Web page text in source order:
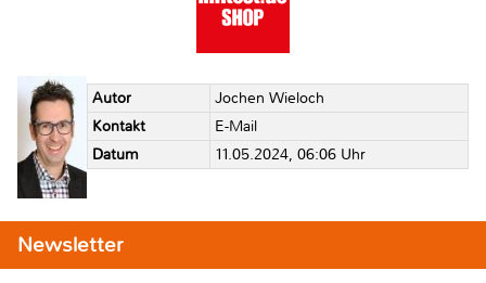
Autor
Jochen Wieloch
Kontakt
E-Mail
Datum
11.05.2024, 06:06 Uhr
Newsletter